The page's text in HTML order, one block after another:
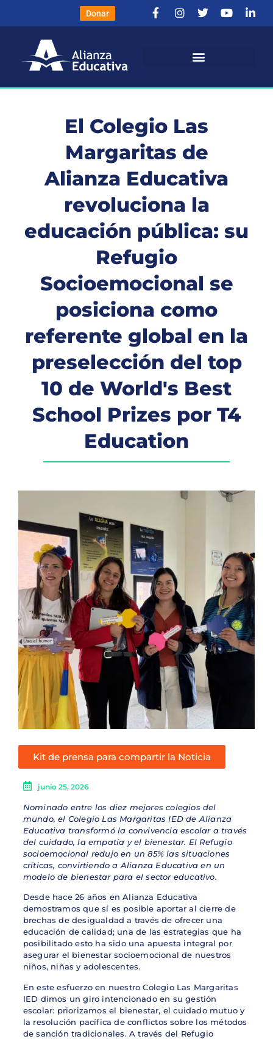
Donar
El Colegio Las
Margaritas de
Alianza Educativa
revoluciona la
educación pública: su
Refugio
Socioemocional se
posiciona como
referente global en la
preselección del top
10 de World's Best
School Prizes por T4
Education
Kit de prensa para compartir la Noticia
junio 25, 2026
Nominado entre los diez mejores colegios del
mundo, el Colegio Las Margaritas IED de Alianza
Educativa transformó la convivencia escolar a través
del cuidado, la empatía y el bienestar. El Refugio
socioemocional redujo en un 85% las situaciones
críticas, convirtiendo a Alianza Educativa en un
modelo de bienestar para el sector educativo.
Desde hace 26 años en Alianza Educativa
demostramos que sí es posible aportar al cierre de
brechas de desigualdad a través de ofrecer una
educación de calidad; una de las estrategias que ha
posibilitado esto ha sido una apuesta integral por
asegurar el bienestar socioemocional de nuestros
niños, niñas y adolescentes.
En este esfuerzo en nuestro Colegio Las Margaritas
IED dimos un giro intencionado en su gestión
escolar: priorizamos el bienestar, el cuidado mutuo y
la resolución pacífica de conflictos sobre los métodos
de sanción tradicionales. A través del Refugio